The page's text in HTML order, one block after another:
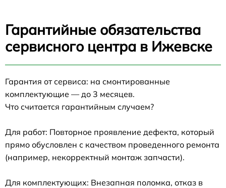
Гарантийные обязательства
сервисного центра в Ижевске
Гарантия от сервиса: на смонтированные
комплектующие — до 3 месяцев.
Что считается гарантийным случаем?
Для работ: Повторное проявление дефекта, который
прямо обусловлен с качеством проведенного ремонта
(например, некорректный монтаж запчасти).
Для комплектующих: Внезапная поломка, отказ в